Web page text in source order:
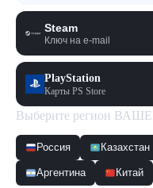
Steam
Ключ на e-mail
PlayStation
Карты PS Store
Выберите регион
Россия Казахстан
Аргентина Китай